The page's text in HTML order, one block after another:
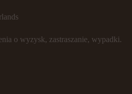
o wyzysk, zastraszanie, wypadki.